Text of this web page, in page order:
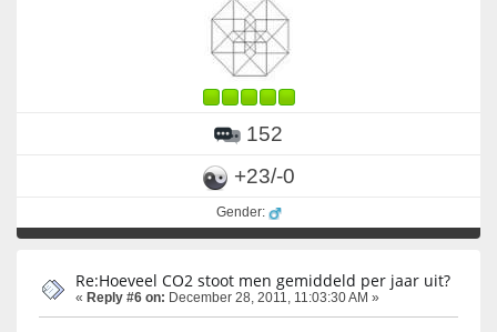
152
+23/-0
Gender:
Re:Hoeveel CO2 stoot men gemiddeld per jaar uit?
« Reply #6 on: December 28, 2011, 11:03:30 AM »